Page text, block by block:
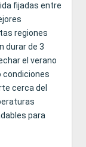
fijadas entre
regiones
durar de 3
el verano
condiciones
cerca del
para